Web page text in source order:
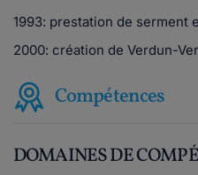
1993: prestation de serment
2000: création de Verdun-
Compétences
DOMAINES DE